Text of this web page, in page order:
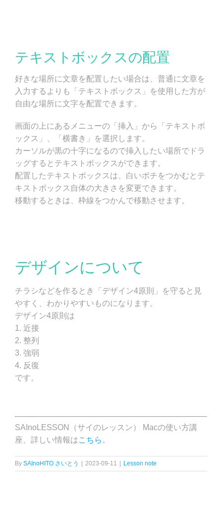
テキストボックスの配置
好きな場所に文章を配置したい場合は、普通に文章を
入力するよりも「テキストボックス」を使用した方が
自由な場所に文字を配置できます。
画面の上にあるメニューの「挿入」から「テキストボ
ックス」、「横書き」を選択します。
カーソルが黒の十字になるので挿入したい場所でドラ
ッグするとテキストボックスができます。
配置したテキストボックスは、白いポチをつかむとテ
キストボックス自体の大きさを変更できます。
移動するときは、枠線をつかんで移動させます。
デザインについて
チラシなどを作るとき「デザイン4原則」を守ると見
やすく、わかりやすいものになります。
デザイン4原則は
1. 近接
2. 整列
3. 強弱
4. 反復
です。
SAInoLESSON（サイのレッスン） Macの使い方講
座、詳しい情報はこちら 。
By SAInoHITO さいとう | 2023-09-11 | Lesson note